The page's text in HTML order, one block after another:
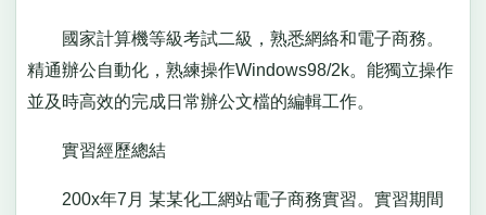
國家計算機等級考試二級，熟悉網絡和電子商務。
精通辦公自動化，熟練操作Windows98/2k。能獨立操作
並及時高效的完成日常辦公文檔的編輯工作。
實習經歷總結
200x年7月 某某化工網站電子商務實習。實習期間